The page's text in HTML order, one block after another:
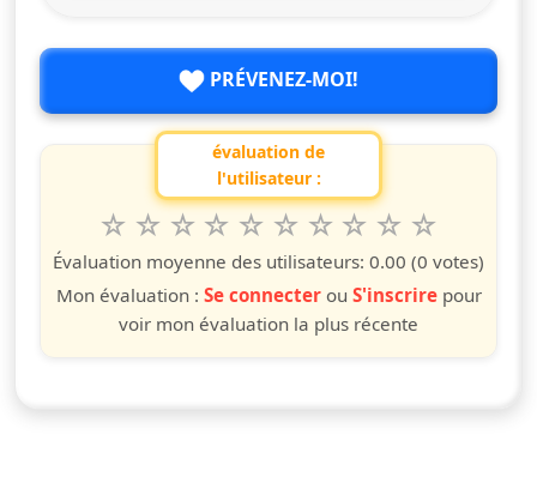
PRÉVENEZ-MOI!
évaluation de
l'utilisateur :
questo spettacolo da 1 a 10 étoiles
10
étoiles
9
étoiles
8
étoiles
7
étoiles
6
étoiles
5
étoiles
4
étoiles
3
étoiles
2
étoiles
étoile
Évaluation moyenne des utilisateurs: 0.00 (0 votes)
Mon évaluation : Se connecterou S'inscrirepour
voir mon évaluation la plus récente